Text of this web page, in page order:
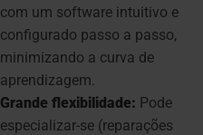
com um software intuitivo e
configurado passo a passo,
minimizando a curva de
aprendizagem.
Grande flexibilidade: Pode
especializar-se (reparações